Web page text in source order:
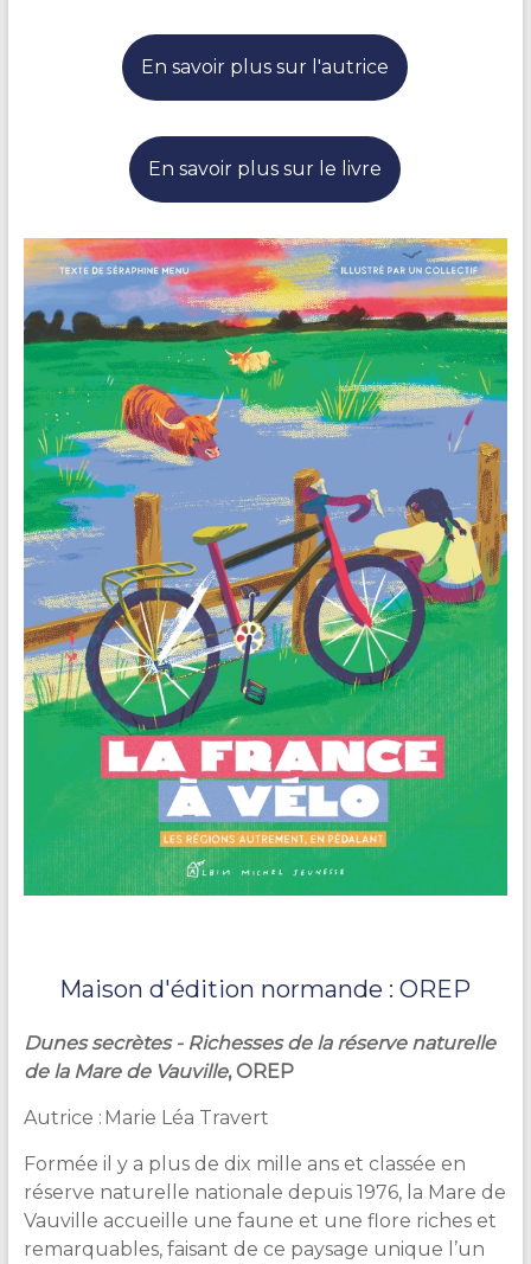
En savoir plus sur l'autrice
En savoir plus sur le livre
Maison d'édition normande : OREP
Dunes secrètes - Richesses de la réserve naturelle
de la Mare de Vauville, OREP
Autrice : Marie Léa Travert
Formée il y a plus de dix mille ans et classée en
réserve naturelle nationale depuis 1976, la Mare de
Vauville accueille une faune et une flore riches et
remarquables, faisant de ce paysage unique l’un